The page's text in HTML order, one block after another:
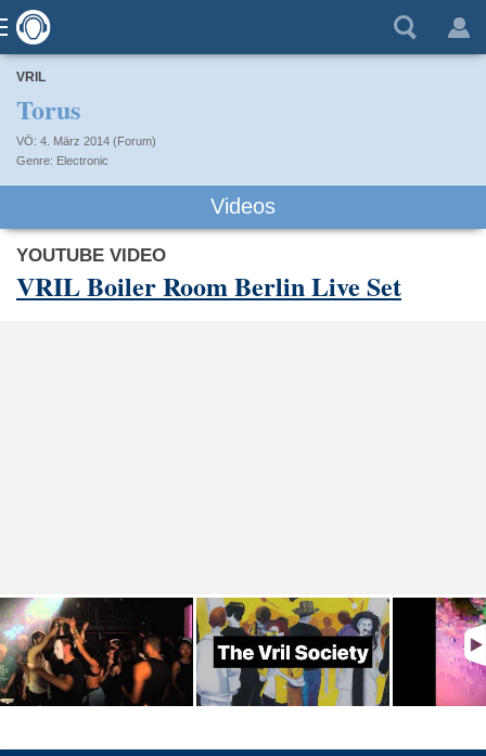
VRIL
Torus
VÖ: 4. März 2014 (Forum)
Electronic
Videos
YOUTUBE VIDEO
VRIL Boiler Room Berlin Live Set